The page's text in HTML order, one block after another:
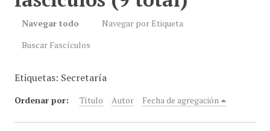
Navegar todo
Navegar por Etiqueta
Buscar Fascículos
Etiquetas: Secretaría
Ordenar por: Título Autor Fecha de agregación